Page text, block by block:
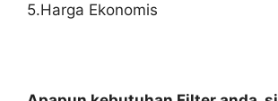
5.Harga Ekonomis